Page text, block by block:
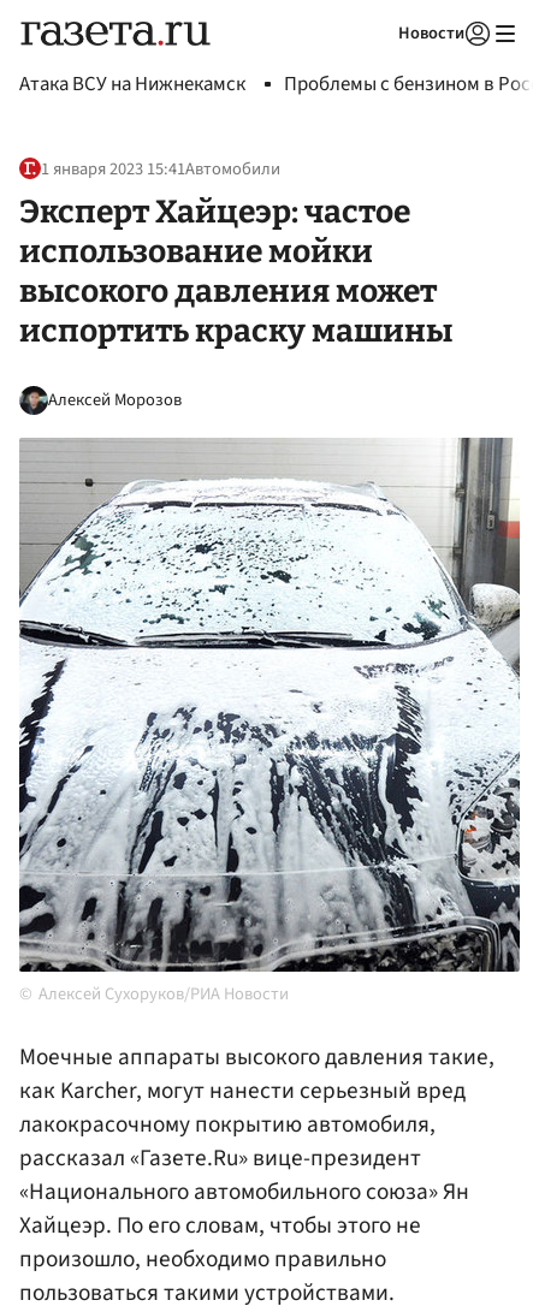
Новости
Атака ВСУ на Нижнекамск Проблемы с бензином в
1 января 2023 15:41Автомобили
Эксперт Хайцеэр: частое
использование мойки
высокого давления может
испортить краску машины
Алексей Морозов
Алексей Сухоруков/РИА Новости
Моечные аппараты высокого давления такие,
как Karcher, могут нанести серьезный вред
лакокрасочному покрытию автомобиля,
рассказал «Газете.Ru» вице-президент
«Национального автомобильного союза» Ян
Хайцеэр. По его словам, чтобы этого не
произошло, необходимо правильно
пользоваться такими устройствами.